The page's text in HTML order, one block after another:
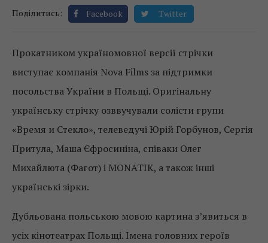
Поділитись: Facebook Twitter
Прокатником україномовної версії стрічки
виступає компанія Nova Films за підтримки
посольства України в Польщі. Оригінальну
українську стрічку озввучували солісти групи
«Время и Стекло», телеведучі Юрій Горбунов, Сергія
Притула, Маша Єфросиніна, співаки Олег
Михайлюта (Фагот) і MONATIK, а також інші
українські зірки.
Дубльована польською мовою картина з’явиться в
усіх кінотеатрах Польщі. Імена головних героїв